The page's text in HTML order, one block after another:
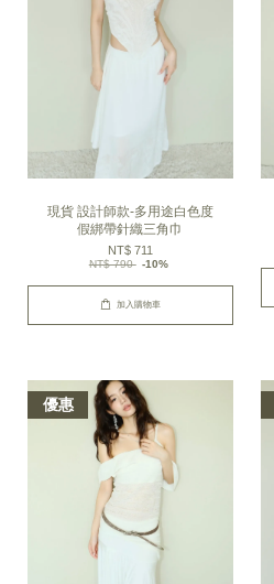
現貨 設計師款-多用途白色度
假綁帶針織三角巾
NT$ 711
NT$ 790 -10%
加入購物車
優惠